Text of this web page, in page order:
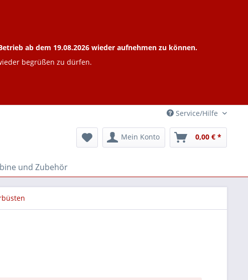
Service/Hilfe
Mein Konto 0,00 € *
und Zubehör
ab dem 19.08.2026 wieder aufnehmen zu können.
begrüßen zu dürfen.